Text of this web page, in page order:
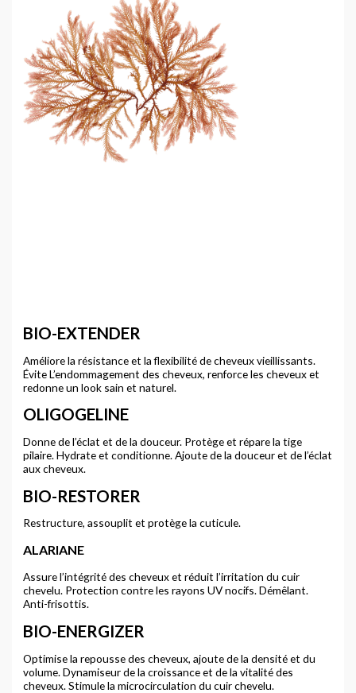
BIO-EXTENDER
Améliore la résistance et la flexibilité de cheveux vieillissants.
Évite L’endommagement des cheveux, renforce les cheveux et
redonne un look sain et naturel.
OLIGOGELINE
Donne de l’éclat et de la douceur. Protège et répare la tige
pilaire. Hydrate et conditionne. Ajoute de la douceur et de l’éclat
aux cheveux.
BIO-RESTORER
Restructure, assouplit et protège la cuticule.
ALARIANE
Assure l’intégrité des cheveux et réduit l’irritation du cuir
chevelu. Protection contre les rayons UV nocifs. Démêlant.
Anti-frisottis.
BIO-ENERGIZER
Optimise la repousse des cheveux, ajoute de la densité et du
volume. Dynamiseur de la croissance et de la vitalité des
cheveux. Stimule la microcirculation du cuir chevelu.